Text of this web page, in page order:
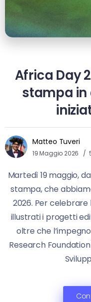
Africa Day
stampa in
Matteo Tuveri
19 Maggio 2026
Martedì 19 maggio,
stampa, che
2026. Per celebrare
illustrati i progetti
oltre che
Research